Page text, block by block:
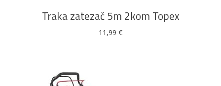
Traka zatezač 5m 2kom Topex
11,99 €